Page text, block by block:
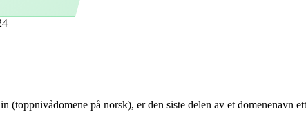
på norsk), er den siste delen av et domenenavn